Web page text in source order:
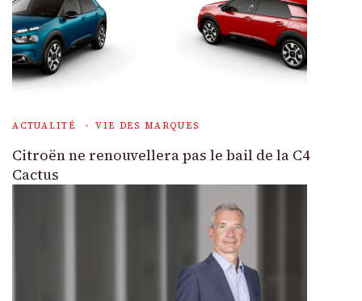
ACTUALITÉ VIE DES MARQUES
Citroën ne renouvellera pas le bail de la C4
Cactus